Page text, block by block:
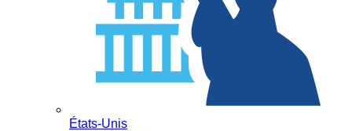
États-Unis